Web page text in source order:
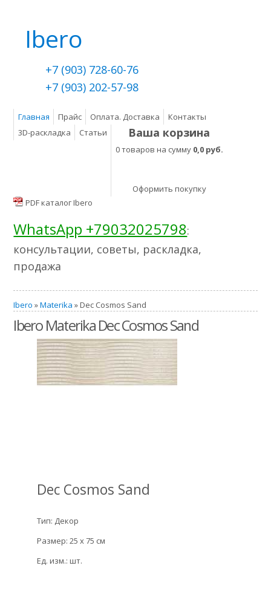
Ibero
+7 (903) 728-60-76
+7 (903) 202-57-98
Главная Прайс Оплата. Доставка
Контакты
3D-раскладка
Статьи Ваша корзина
0 товаров на сумму 0,0 руб.
Оформить покупку
PDF каталог Ibero
WhatsApp +79032025798:
консультации, советы, раскладка,
продажа
Ibero »Materika » Dec Cosmos Sand
Ibero Materika Dec Cosmos Sand
Dec Cosmos Sand
Тип: Декор
Размер: 25 x 75 см
Ед. изм.: шт.